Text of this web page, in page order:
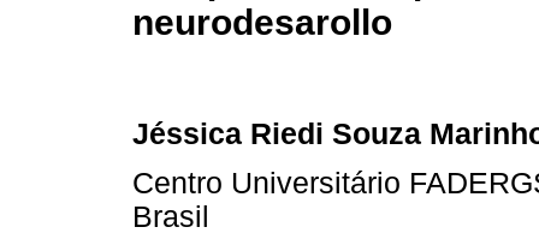
neurodesarollo
Jéssica Riedi Souza
Centro Universitário
Brasil